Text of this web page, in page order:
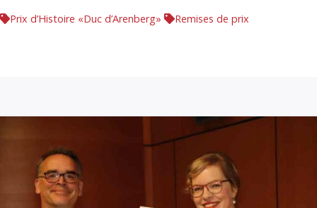
Prix d’Histoire «Duc d’Arenberg»
Remises de prix